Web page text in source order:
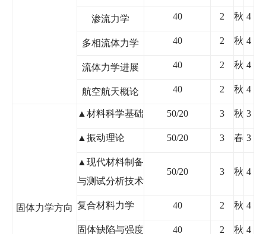
渗流力学 40 2 秋 4
多相流体力学 40 2 秋 4
流体力学进展 40 2 秋 4
航空航天概论 40 2 秋 4
固体力学方向
▲ 材料科学基础 50/20 3 秋 3
▲ 振动理论 50/20 3 春 3
▲ 现代材料制备
与测试分析技术
50/20 3 秋 4
复合材料力学 40 2 秋 4
固体缺陷与强度 40 2 秋 4